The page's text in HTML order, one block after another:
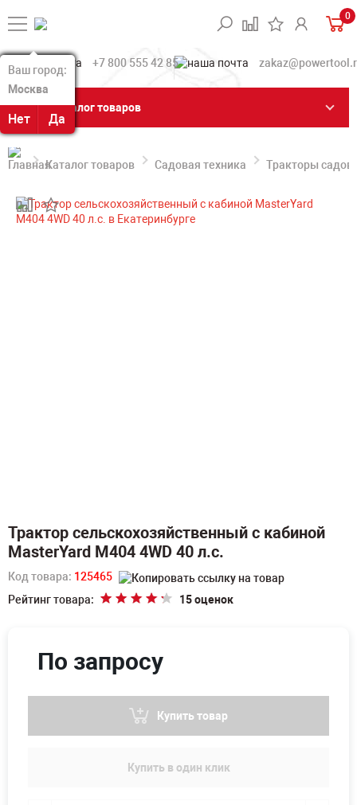
Ваш город:
Москва
Нет Да
Ваш город:
Москва
Нет Да
0
+7 800 555 42 85
Каталог товаров
Каталог товаров Садовая техника Тракторы
Трактор сельскохозяйственный с кабиной
MasterYard М404 4WD 40 л.с.
Код товара: 125465
Рейтинг товара:
15 оценок
По запросу
Купить товар
Купить в один клик